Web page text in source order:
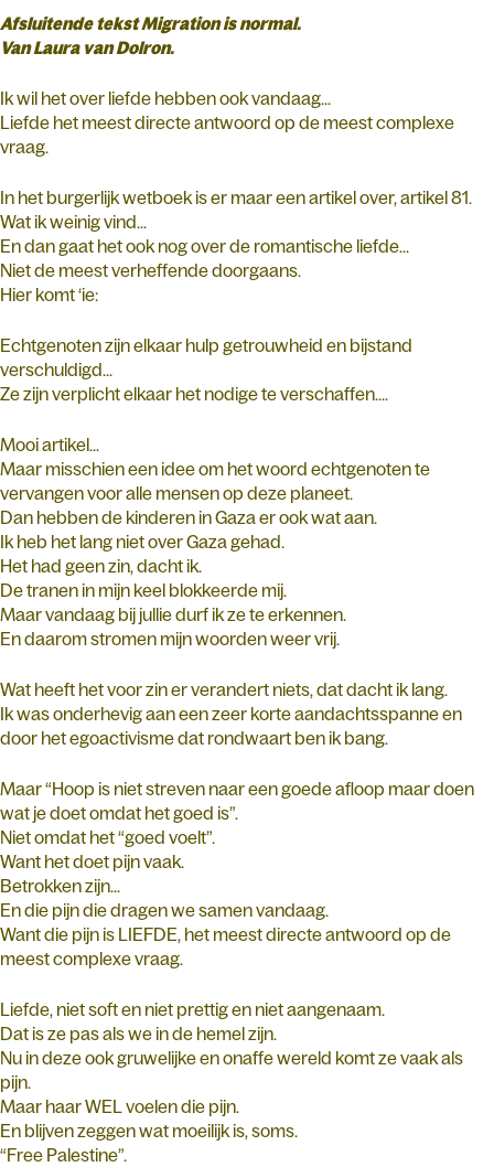
Afsluitende tekst Migration is normal.
Van Laura van Dolron.
Ik wil het over liefde hebben ook vandaag...
Liefde het meest directe antwoord op de meest complexe
vraag.
In het burgerlijk wetboek is er maar een artikel over, artikel 81.
Wat ik weinig vind...
En dan gaat het ook nog over de romantische liefde...
Niet de meest verheffende doorgaans.
Hier komt ‘ie:
Echtgenoten zijn elkaar hulp getrouwheid en bijstand
verschuldigd...
Ze zijn verplicht elkaar het nodige te verschaffen....
Mooi artikel...
Maar misschien een idee om het woord echtgenoten te
vervangen voor alle mensen op deze planeet.
Dan hebben de kinderen in Gaza er ook wat aan.
Ik heb het lang niet over Gaza gehad.
Het had geen zin, dacht ik.
De tranen in mijn keel blokkeerde mij.
Maar vandaag bij jullie durf ik ze te erkennen.
En daarom stromen mijn woorden weer vrij.
Wat heeft het voor zin er verandert niets, dat dacht ik lang.
Ik was onderhevig aan een zeer korte aandachtsspanne en
door het egoactivisme dat rondwaart ben ik bang.
Maar “Hoop is niet streven naar een goede afloop maar doen
wat je doet omdat het goed is”.
Niet omdat het “goed voelt”.
Want het doet pijn vaak.
Betrokken zijn...
En die pijn die dragen we samen vandaag.
Want die pijn is LIEFDE, het meest directe antwoord op de
meest complexe vraag.
Liefde, niet soft en niet prettig en niet aangenaam.
Dat is ze pas als we in de hemel zijn.
Nu in deze ook gruwelijke en onaffe wereld komt ze vaak als
pijn.
Maar haar WEL voelen die pijn.
En blijven zeggen wat moeilijk is, soms.
“Free Palestine”.